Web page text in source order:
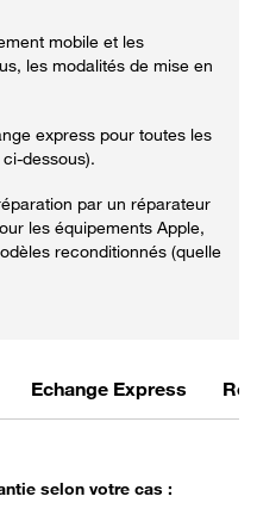
mobile et les
les modalités de mise en
express pour toutes les
dessous).
par un réparateur
les équipements Apple,
reconditionnés (quelle
Echange Express
selon votre cas :